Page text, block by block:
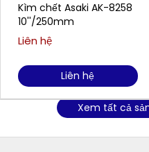
Kìm chết Asaki AK-8258
10''/250mm
Liên hệ
Liên hệ
Xem tất cả